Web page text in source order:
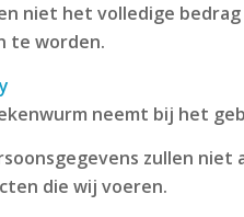
niet het volledige
te worden.
neemt bij het
zullen
die wij voeren.